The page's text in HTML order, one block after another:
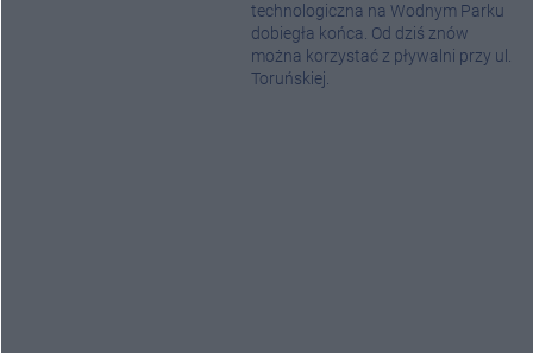
technologiczna na Wodnym Parku
dobiegła końca. Od dziś znów
można korzystać z pływalni przy ul.
Toruńskiej.